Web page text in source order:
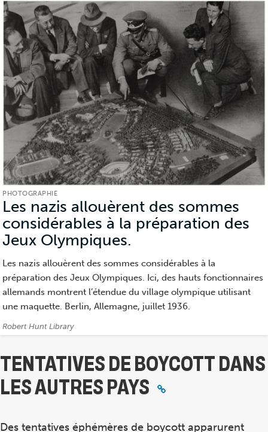
PHOTOGRAPHIE
Les nazis allouèrent des sommes
considérables à la préparation des
Jeux Olympiques.
Les nazis allouèrent des sommes considérables à la
préparation des Jeux Olympiques. Ici, des hauts fonctionnaires
allemands montrent l’étendue du village olympique utilisant
une maquette. Berlin, Allemagne, juillet 1936.
Crédits:
Robert Hunt Library
TENTATIVES DE BOYCOTT DANS
LES AUTRES PAYS
Des tentatives éphémères de boycott apparurent